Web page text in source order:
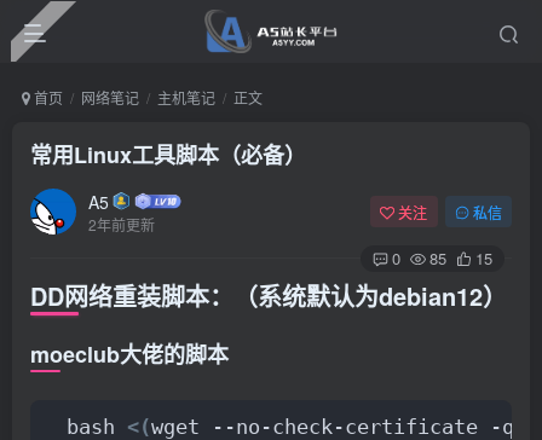
首页 网络笔记 主机笔记 正文
常用Linux工具脚本（必备）
A5
2年前更新
关注 私信
0 85 15
DD网络重装脚本：（系统默认为debian12）
moeclub大佬的脚本
bash <(wget --no-check-certificate -